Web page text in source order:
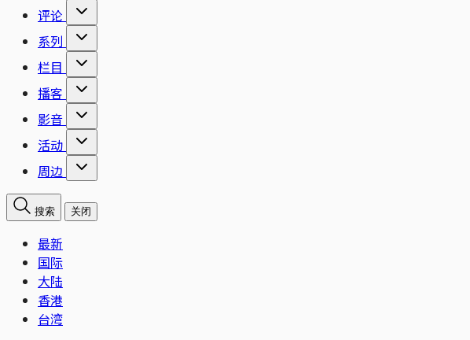
评论
系列
栏目
播客
影音
活动
周边
搜索 关闭
最新
国际
大陆
香港
台湾